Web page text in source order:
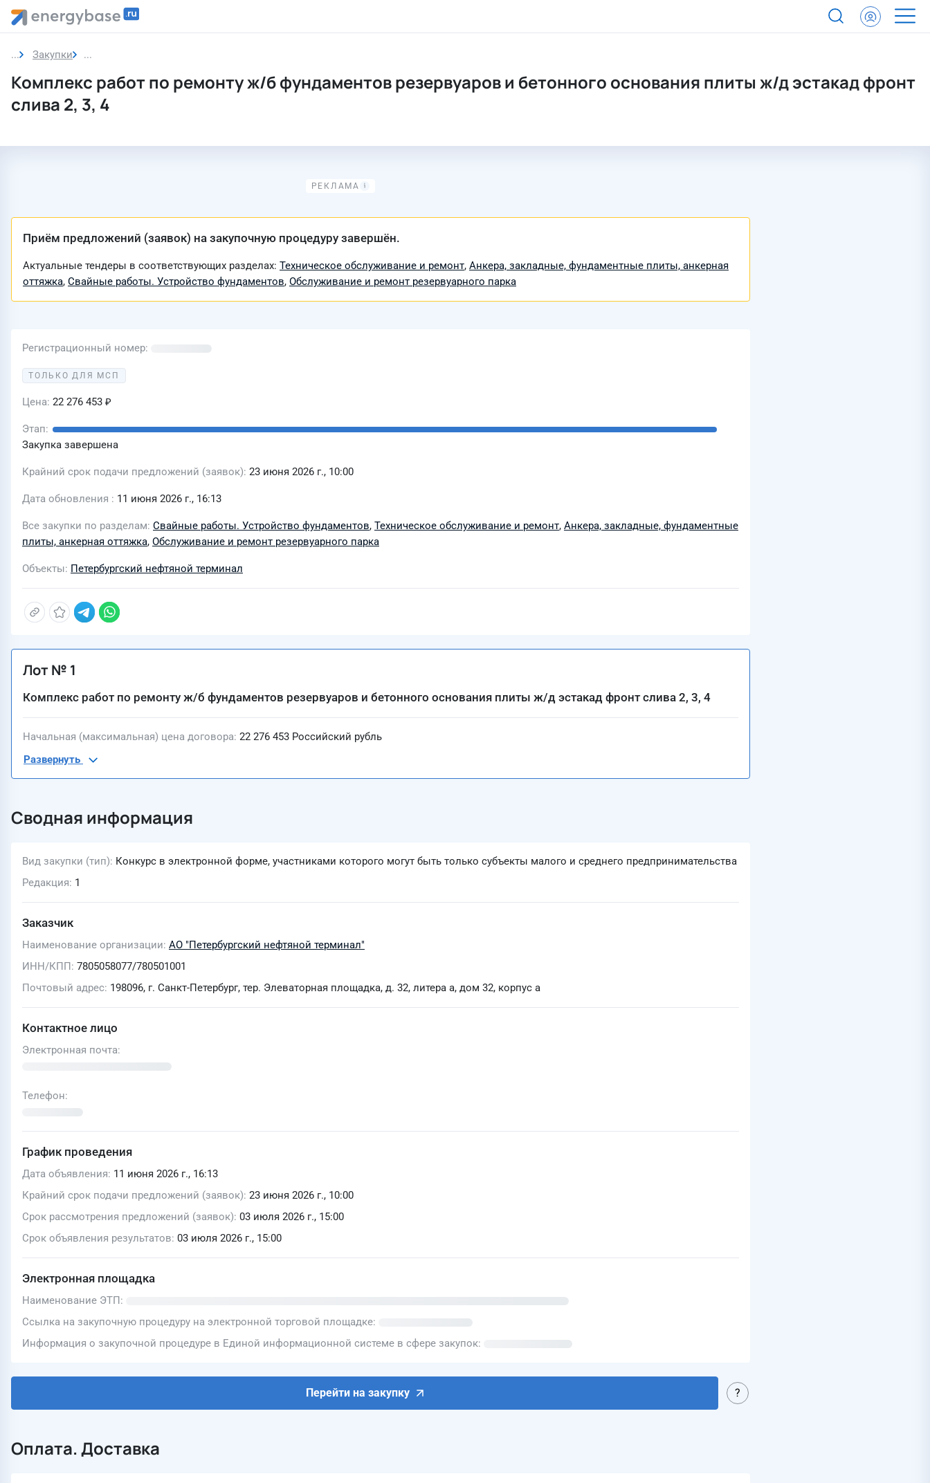
Закупки Закупка
Комплекс работ по ремонту ж/б фундаментов резервуаров и бетонного основания плиты ж/д эстакад фронт
слива 2, 3, 4
Приём предложений (заявок) на закупочную процедуру завершён.
Актуальные тендеры в соответствующих разделах: Техническое обслуживание и ремонт, Анкера, закладные, фундаментные плиты, анкерная
оттяжка, Свайные работы. Устройство фундаментов, Обслуживание и ремонт резервуарного парка
Регистрационный номер
ТОЛЬКО ДЛЯ МСП
Цена 22 276 453 ₽
Этап
Закупка завершена
Крайний срок подачи предложений (заявок) 23 июня 2026 г., 10:00
Дата обновления 11 июня 2026 г., 16:13
Все закупки по разделам Свайные работы. Устройство фундаментов, Техническое обслуживание и ремонт, Анкера, закладные, фундаментные
плиты, анкерная оттяжка, Обслуживание и ремонт резервуарного парка
Объекты Петербургский нефтяной терминал
Лот № 1
Развернуть
Комплекс работ по ремонту ж/б фундаментов резервуаров и бетонного основания плиты ж/д эстакад фронт слива 2, 3, 4
Начальная (максимальная) цена договора 22 276 453 Российский рубль
Сводная информация
Вид закупки (тип) Конкурс в электронной форме, участниками которого могут быть только субъекты малого и среднего предпринимательства
Редакция 1
Заказчик
Наименование организации АО "Петербургский нефтяной терминал"
ИНН/КПП 7805058077/780501001
Почтовый адрес 198096, г. Санкт-Петербург, тер. Элеваторная площадка, д. 32, литера а, дом 32, корпус а
Контактное лицо
Электронная почта
Телефон
График проведения
Дата объявления 11 июня 2026 г., 16:13
Крайний срок подачи предложений (заявок) 23 июня 2026 г., 10:00
Срок рассмотрения предложений (заявок) 03 июля 2026 г., 15:00
Срок объявления результатов 03 июля 2026 г., 15:00
Электронная площадка
Наименование ЭТП
Ссылка на закупочную процедуру на электронной торговой площадке
Информация о закупочной процедуре в Единой информационной системе в сфере закупок
Перейти на закупку
Оплата. Доставка